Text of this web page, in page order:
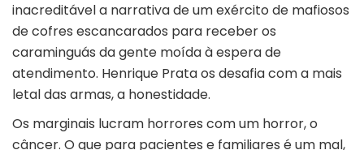
inacreditável a narrativa de um exército de mafiosos
de cofres escancarados para receber os
caraminguás da gente moída à espera de
atendimento. Henrique Prata os desafia com a mais
letal das armas, a honestidade.
Os marginais lucram horrores com um horror, o
câncer. O que para pacientes e familiares é um mal,